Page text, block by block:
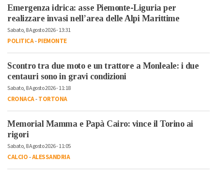
Emergenza idrica: asse Piemonte-Liguria per
realizzare invasi nell’area delle Alpi Marittime
Sabato, 8 Agosto 2026 - 13:31
POLITICA-PIEMONTE
Scontro tra due moto e un trattore a Monleale: i due
centauri sono in gravi condizioni
Sabato, 8 Agosto 2026 - 11:18
CRONACA-TORTONA
Memorial Mamma e Papà Cairo: vince il Torino ai
rigori
Sabato, 8 Agosto 2026 - 11:05
CALCIO-ALESSANDRIA